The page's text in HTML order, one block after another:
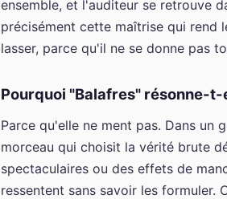
ensemble, et l'auditeur se retrouve
précisément cette maîtrise qui rend
lasser, parce qu'il ne se donne pas
Pourquoi "Balafres" résonne-t-
Parce qu'elle ne ment pas. Dans un
morceau qui choisit la vérité brute
spectaculaires ou des effets de
ressentent sans savoir les